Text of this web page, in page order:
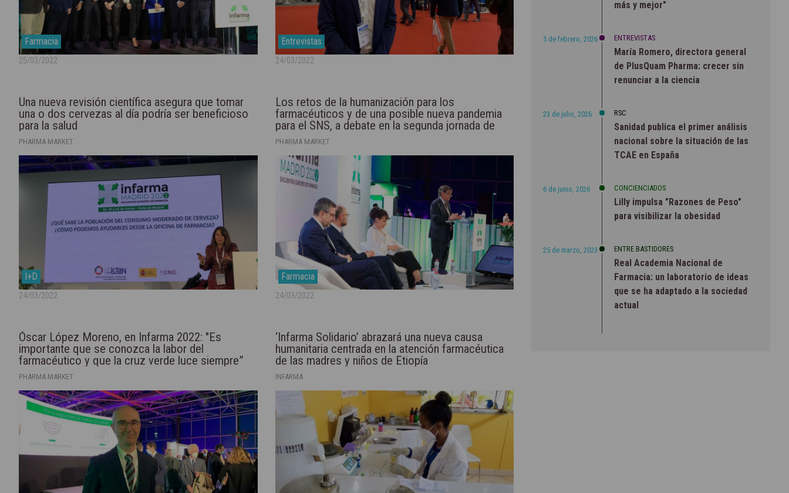
Farmacia
25/03/2022
Entrevistas
24/03/2022
Una nueva revisión científica asegura que tomar
una o dos cervezas al día podría ser beneficioso
para la salud
PHARMA MARKET
I+D
24/03/2022
Los retos de la humanización para los
farmacéuticos y de una posible nueva pandemia
para el SNS, a debate en la segunda jornada de
Infarma 2022
PHARMA MARKET
Farmacia
24/03/2022
Óscar López Moreno, en Infarma 2022: "Es
importante que se conozca la labor del
farmacéutico y que la cruz verde luce siempre”
PHARMA MARKET
‘Infarma Solidario’ abrazará una nueva causa
humanitaria centrada en la atención farmacéutica
de las madres y niños de Etiopía
INFARMA
más y mejor"
5 de febrero, 2026 ENTREVISTAS
María Romero, directora general
de PlusQuam Pharma: crecer sin
renunciar a la ciencia
23 de julio, 2026 RSC
Sanidad publica el primer análisis
nacional sobre la situación de las
TCAE en España
6 de junio, 2026 CONCIENCIADOS
Lilly impulsa "Razones de Peso"
para visibilizar la obesidad
25 de marzo, 2023 ENTRE BASTIDORES
Real Academia Nacional de
Farmacia: un laboratorio de ideas
que se ha adaptado a la sociedad
actual